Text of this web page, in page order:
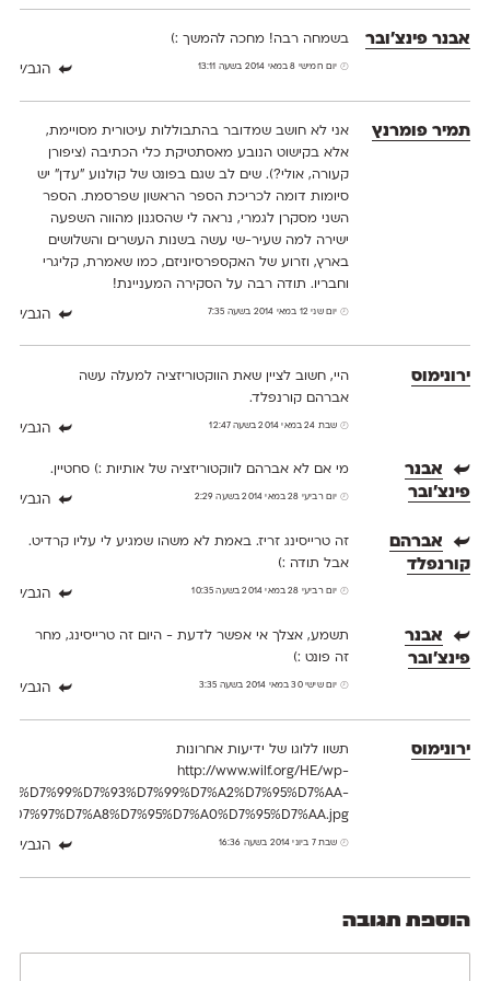
אבנר פינצ'ובר בשמחה רבה! מחכה להמשך :)
יום חמישי 8 במאי 2014 בשעה 13:11 הגב/י
תמיר פומרנץ
אני לא חושב שמדובר בהתבוללות עיטורית מסויימת,
אלא בקישוט הנובע מאסתטיקת כלי הכתיבה (ציפורן
קעורה, אולי?). שים לב שגם בפונט של קולנוע "עדן" יש
סיומות דומה לכריכת הספר הראשון שפרסמת. הספר
השני מסקרן לגמרי, נראה לי שהסגנון מהווה השפעה
ישירה למה שעיר-שי עשה בשנות העשרים והשלושים
בארץ, וזרוע של האקספרסיוניזם, כמו שאמרת, קליגרי
וחבריו. תודה רבה על הסקירה המעניינת!
יום שני 12 במאי 2014 בשעה 7:35 הגב/י
ירונימוס
היי, חשוב לציין שאת הווקטוריזציה למעלה עשה
אברהם קורנפלד.
שבת 24 במאי 2014 בשעה 12:47 הגב/י
אבנר
פינצ׳ובר
מי אם לא אברהם לווקטוריזציה של אותיות :) סחטיין.
יום רביעי 28 במאי 2014 בשעה 2:29 הגב/י
אברהם
קורנפלד
זה טרייסינג זריז. באמת לא משהו שמגיע לי עליו קרדיט.
אבל תודה :)
יום רביעי 28 במאי 2014 בשעה 10:35 הגב/י
אבנר
פינצ׳ובר
תשמע, אצלך אי אפשר לדעת - היום זה טרייסינג, מחר
זה פונט :)
יום שישי 30 במאי 2014 בשעה 3:35 הגב/י
ירונימוס
תשוו ללוגו של ידיעות אחרונות
http://www.wilf.org/HE/wp-
%D7%99%D7%93%D7%99%D7%A2%D7%95%D7%AA-
שבת 7 ביוני 2014 בשעה 16:36 הגב/י
הוספת תגובה